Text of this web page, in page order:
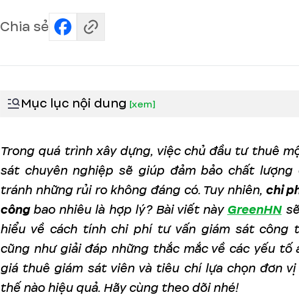
Chia sẻ
Mục lục nội dung [xem]
Trong quá trình xây dựng, việc chủ đầu tư thuê
sát chuyên nghiệp sẽ giúp đảm bảo chất lượng
tránh những rủi ro không đáng có. Tuy nhiên, chi
côngbao nhiêu là hợp lý? Bài viết nàyGreenHN
hiểu về cách tính chi phí tư vấn giám sát công
cũng như giải đáp những thắc mắc về các yếu tố
giá thuê giám sát viên và tiêu chí lựa chọn đơn
thế nào hiệu quả. Hãy cùng theo dõi nhé!